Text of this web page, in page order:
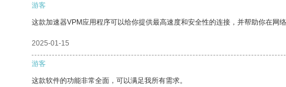
游客
这款加速器VPM应用程序可以给你提供最高速度和安全性的连接，并帮助你在网络
2025-01-15
游客
这款软件的功能非常全面，可以满足我所有需求。